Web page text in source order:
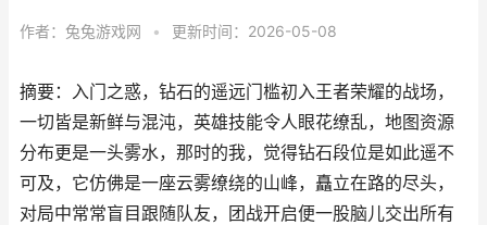
作者： 兔兔游戏网 • 更新时间：2026-05-08
摘要：入门之惑，钻石的遥远门槛初入王者荣耀的战场，
一切皆是新鲜与混沌，英雄技能令人眼花缭乱，地图资源
分布更是一头雾水，那时的我，觉得钻石段位是如此遥不
可及，它仿佛是一座云雾缭绕的山峰，矗立在路的尽头，
对局中常常盲目跟随队友，团战开启便一股脑儿交出所有